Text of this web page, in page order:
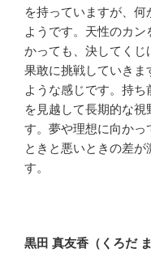
を持っていますが、
ようです。天性のカ
かっても、決してくじ
果敢に挑戦していきま
ような感じです。持
を見越して長期的な
す。夢や理想に向かっ
ときと悪いときの差
す。
黒田 真友香（くろだ ま